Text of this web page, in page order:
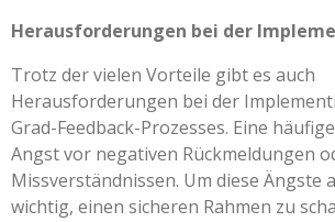
Herausforderungen bei der
Trotz der vielen Vorteile gibt es auch
Herausforderungen bei der
Grad-Feedback-Prozesses. Eine
Angst vor negativen Rückmeldungen
Missverständnissen. Um diese Ängste
wichtig, einen sicheren Rahmen zu